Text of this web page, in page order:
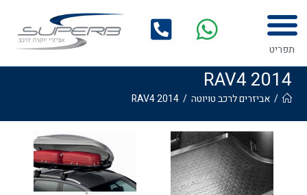
תפריט
RAV4 2014
/ אביזרים לרכב טויוטה /
RAV4 2014